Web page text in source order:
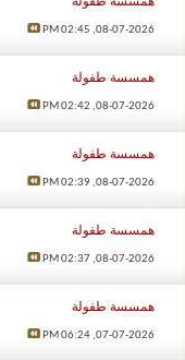
08-07-2026,
02:45 PM
همسسة طفولة
08-07-2026,
02:42 PM
همسسة طفولة
08-07-2026,
02:39 PM
همسسة طفولة
08-07-2026,
02:37 PM
همسسة طفولة
07-07-2026,
06:24 PM